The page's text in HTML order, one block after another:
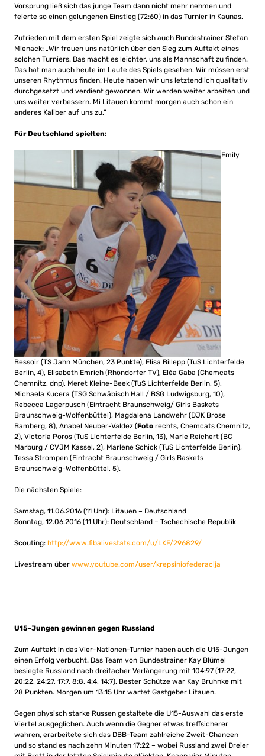
Vorsprung ließ sich das junge Team dann nicht mehr nehmen und
feierte so einen gelungenen Einstieg (72:60) in das Turnier in Kaunas.
Zufrieden mit dem ersten Spiel zeigte sich auch Bundestrainer Stefan
Mienack: „Wir freuen uns natürlich über den Sieg zum Auftakt eines
solchen Turniers. Das macht es leichter, uns als Mannschaft zu finden.
Das hat man auch heute im Laufe des Spiels gesehen. Wir müssen erst
unseren Rhythmus finden. Heute haben wir uns letztendlich qualitativ
durchgesetzt und verdient gewonnen. Wir werden weiter arbeiten und
uns weiter verbessern. Mi Litauen kommt morgen auch schon ein
anderes Kaliber auf uns zu.“
Für Deutschland spielten:
Emily
Bessoir (TS Jahn München, 23 Punkte), Elisa Billepp (TuS Lichterfelde
Berlin, 4), Elisabeth Emrich (Rhöndorfer TV), Eléa Gaba (Chemcats
Chemnitz, dnp), Meret Kleine-Beek (TuS Lichterfelde Berlin, 5),
Michaela Kucera (TSG Schwäbisch Hall / BSG Ludwigsburg, 10),
Rebecca Lagerpusch (Eintracht Braunschweig/ Girls Baskets
Braunschweig-Wolfenbüttel), Magdalena Landwehr (DJK Brose
Bamberg, 8), Anabel Neuber-Valdez (Foto rechts, Chemcats Chemnitz,
2), Victoria Poros (TuS Lichterfelde Berlin, 13), Marie Reichert (BC
Marburg / CVJM Kassel, 2), Marlene Schick (TuS Lichterfelde Berlin),
Tessa Strompen (Eintracht Braunschweig / Girls Baskets
Braunschweig-Wolfenbüttel, 5).
Die nächsten Spiele:
Samstag, 11.06.2016 (11 Uhr): Litauen – Deutschland
Sonntag, 12.06.2016 (11 Uhr): Deutschland – Tschechische Republik
Scouting: http://www.fibalivestats.com/u/LKF/296829/
Livestream über www.youtube.com/user/krepsiniofederacija
U15-Jungen gewinnen gegen Russland
Zum Auftakt in das Vier-Nationen-Turnier haben auch die U15-Jungen
einen Erfolg verbucht. Das Team von Bundestrainer Kay Blümel
besiegte Russland nach dreifacher Verlängerung mit 104:97 (17:22,
20:22, 24:27, 17:7, 8:8, 4:4, 14:7). Bester Schütze war Kay Bruhnke mit
28 Punkten. Morgen um 13:15 Uhr wartet Gastgeber Litauen.
Gegen physisch starke Russen gestaltete die U15-Auswahl das erste
Viertel ausgeglichen. Auch wenn die Gegner etwas treffsicherer
wahren, erarbeitete sich das DBB-Team zahlreiche Zweit-Chancen
und so stand es nach zehn Minuten 17:22 – wobei Russland zwei Dreier